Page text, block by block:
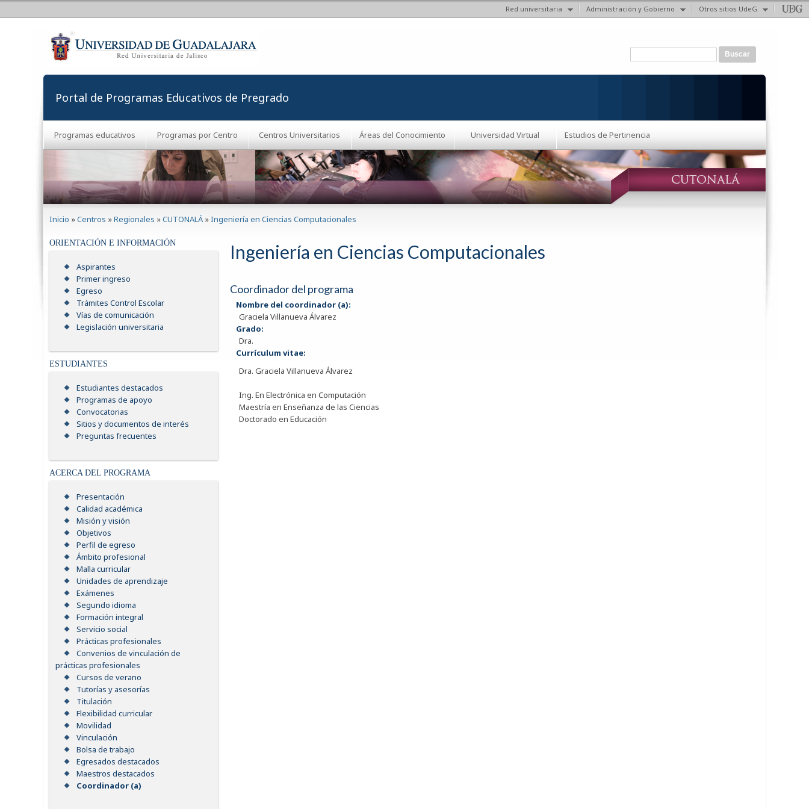
Red universitaria Administración y Gobierno Otros sitios UdeG
Formulario de búsqueda
Portal de Programas Educativos de Pregrado
Programas educativos Programas por Centro Centros Universitarios Áreas del Conocimiento Universidad Virtual Estudios de Pertinencia
Inicio »Centros »Regionales »CUTONALÁ »Ingeniería en Ciencias Computacionales
ORIENTACIÓN E INFORMACIÓN
Aspirantes
Primer ingreso
Egreso
Trámites Control Escolar
Vías de comunicación
Legislación universitaria
ESTUDIANTES
Estudiantes destacados
Programas de apoyo
Convocatorias
Sitios y documentos de interés
Preguntas frecuentes
ACERCA DEL PROGRAMA
Presentación
Calidad académica
Misión y visión
Objetivos
Perfil de egreso
Ámbito profesional
Malla curricular
Unidades de aprendizaje
Exámenes
Segundo idioma
Formación integral
Servicio social
Prácticas profesionales
Convenios de vinculación de
prácticas profesionales
Cursos de verano
Tutorías y asesorías
Titulación
Flexibilidad curricular
Movilidad
Vinculación
Bolsa de trabajo
Egresados destacados
Maestros destacados
Coordinador (a)
Ingeniería en Ciencias Computacionales
Coordinador del programa
Nombre del coordinador (a):
Graciela Villanueva Álvarez
Grado:
Dra.
Currículum vitae:
Dra. Graciela Villanueva Álvarez
Ing. En Electrónica en Computación
Maestría en Enseñanza de las Ciencias
Doctorado en Educación